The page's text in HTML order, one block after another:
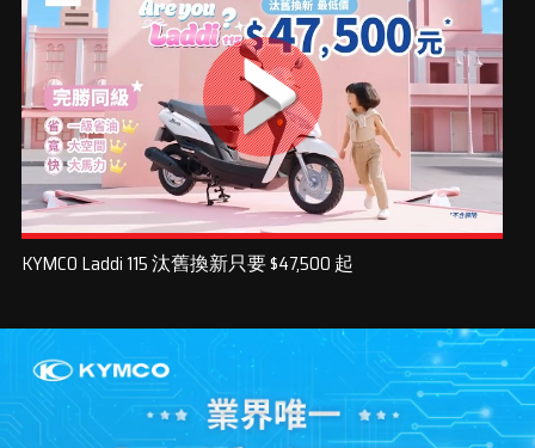
KYMCO Laddi 115 汰舊換新只要 $47,500 起